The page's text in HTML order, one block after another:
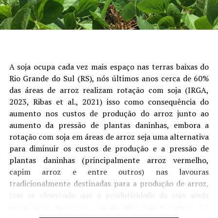
fatores como o câmbio, a demanda física e as condições
logísticas exerceram papel importante na formação das
cotações estaduais, reduzindo o impacto das oscilações
Outro ponto de destaque foi o avanço da
comercialização da safra. Na soja, as vendas atingiram
73% da produção estimada, crescimento de nove pontos
percentuais em julho. Embora o percentual permaneça
ligeiramente abaixo do registrado no ciclo anterior, o
ritmo foi impulsionado pela recuperação dos preços ao
longo do mês.
No milho, a comercialização chegou a 38,5% da
produção estimada, avanço de oito pontos percentuais
em relação ao mês anterior. Apesar da evolução, o índice
A soja ocupa cada vez mais espaço nas terras baixas do
Rio Grande do Sul (RS), nós últimos anos cerca de 60%
das áreas de arroz realizam rotação com soja (IRGA,
2023, Ribas et al., 2021) isso como consequência do
aumento nos custos de produção do arroz junto ao
aumento da pressão de plantas daninhas, embora a
rotação com soja em áreas de arroz seja uma alternativa
para diminuir os custos de produção e a pressão de
plantas daninhas (principalmente arroz vermelho,
capim arroz e entre outros) nas lavouras
tradicionalmente destinadas para a produção de arroz,
tem se observado que a produtividade da soja ainda